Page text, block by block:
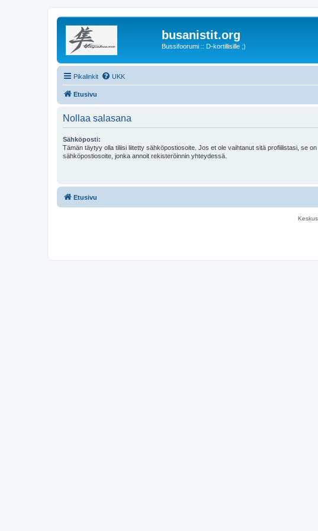
busanistit.org
Bussifoorumi :: D-kortillisille ;)
Pikalinkit UKK
Etusivu
Nollaa salasana
Sähköposti:
Tämän täytyy olla tiliisi liitetty sähköpostiosoite. Jos et ole vaihtanut sitä profiilistasi, se on
sähköpostiosoite, jonka annoit rekisteröinnin yhteydessä.
Etusivu